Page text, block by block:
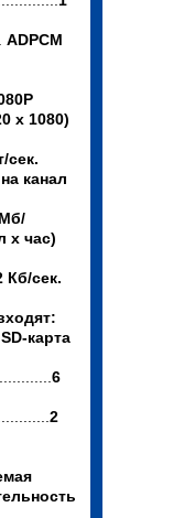
ADPCM
x 1080)
сек.
канал
x час)
Кб/сек.
карта
6
2